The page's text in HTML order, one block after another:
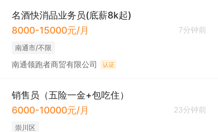
名酒快消品业务员(底薪8k起)
8000-15000元/月
7分钟前
南通市/不限
南通领跑者商贸有限公司 认证
销售员（五险一金+包吃住）
6000-10000元/月
23分钟前
崇川区